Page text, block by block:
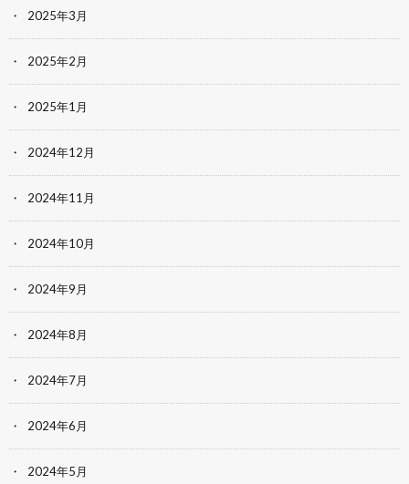
2025年3月
2025年2月
2025年1月
2024年12月
2024年11月
2024年10月
2024年9月
2024年8月
2024年7月
2024年6月
2024年5月